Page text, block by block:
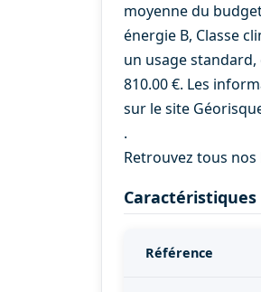
moyenne du
énergie B, Classe
un usage
810.00 €. Les
sur le site
.
Retrouvez tous
Caractéristiques
Référence